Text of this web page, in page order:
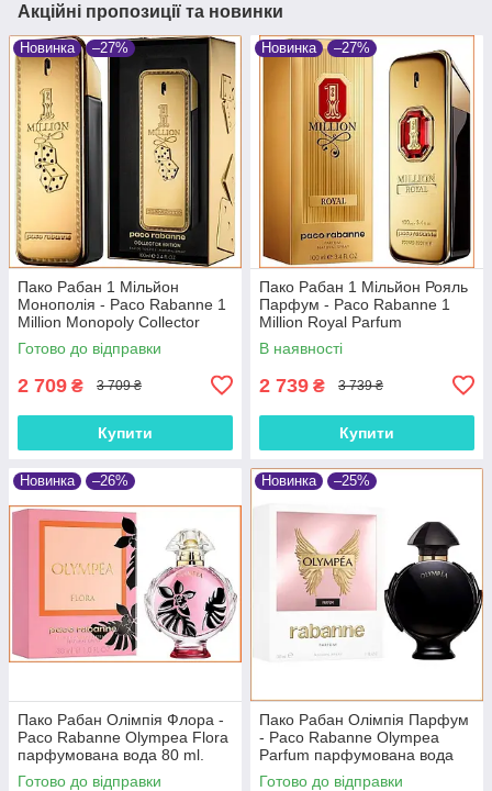
Акційні пропозиції та новинки
Новинка –27%
Пако Рабан 1 Мільйон
Монополія - Paco Rabanne 1
Million Monopoly Collector
Edition туалетна вода 100 ml.
Готово до відправки
2 709 ₴ 3 709 ₴
Купити
Новинка –27%
Пако Рабан 1 Мільйон Рояль
Парфум - Paco Rabanne 1
Million Royal Parfum
парфумована вода 100 ml.
В наявності
2 739 ₴ 3 739 ₴
Купити
Новинка –26%
Пако Рабан Олімпія Флора -
Paco Rabanne Olympea Flora
парфумована вода 80 ml.
Готово до відправки
Новинка –25%
Пако Рабан Олімпія Парфум
- Paco Rabanne Olympea
Parfum парфумована вода
80 ml.
Готово до відправки